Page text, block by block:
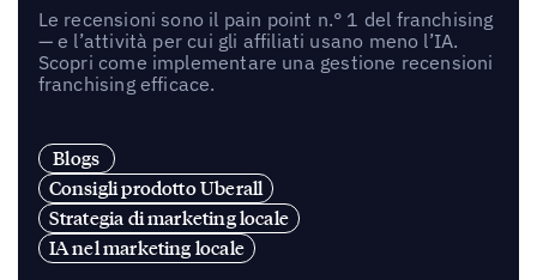
Le recensioni sono il pain point n.° 1 del franchising
— e l’attività per cui gli affiliati usano meno l’IA.
Scopri come implementare una gestione recensioni
franchising efficace.
Blogs
Consigli prodotto Uberall
Strategia di marketing locale
IA nel marketing locale